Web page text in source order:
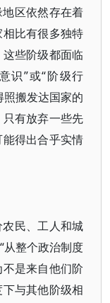
区依然存在着
比有很多独特
些阶级都面临
识”或“阶级行
照搬发达国家的
有放弃一些先
得出合乎实情
民、工人和城
从整个政治制度
是来自他们阶
与其他阶级相